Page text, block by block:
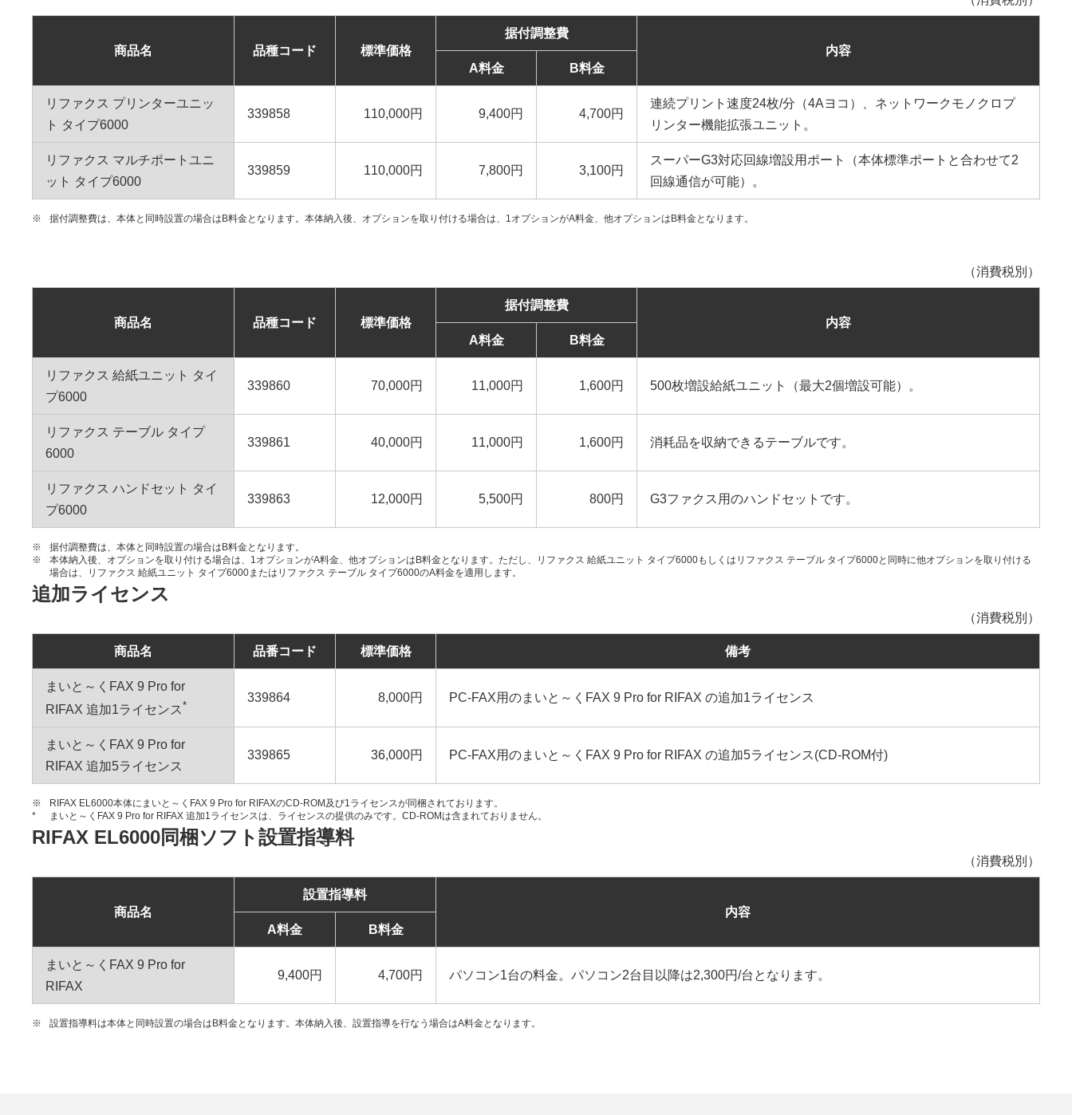
商品名 品種コード 標準価格
据付調整費
内容
A料金
B料金
リファクス プリンターユニッ
ト タイプ6000
339858 110,000円 9,400円 4,700円
連続プリント速度24枚/分（4Aヨコ）、ネットワークモノクロプ
リンター機能拡張ユニット。
リファクス マルチポートユニ
ット タイプ6000
339859 110,000円 7,800円 3,100円
スーパーG3対応回線増設用ポート（本体標準ポートと合わせて2
回線通信が可能）。
※ 据付調整費は、本体と同時設置の場合はB料金となります。本体納入後、オプションを取り付ける場合は、1オプションがA料金、他オプションはB料金となります。
（消費税別）
商品名 品種コード 標準価格
据付調整費
内容
A料金
B料金
リファクス 給紙ユニット タイ
プ6000
339860 70,000円 11,000円 1,600円 500枚増設給紙ユニット（最大2個増設可能）。
リファクス テーブル タイプ
6000
339861 40,000円 11,000円 1,600円 消耗品を収納できるテーブルです。
リファクス ハンドセット タイ
プ6000
339863 12,000円 5,500円 800円 G3ファクス用のハンドセットです。
※
据付調整費は、本体と同時設置の場合はB料金となります。
※
本体納入後、オプションを取り付ける場合は、1オプションがA料金、他オプションはB料金となります。ただし、リファクス 給紙ユニット タイプ6000もしくはリファクス テーブル タイプ6000と同時に他オプションを取り付ける
場合は、リファクス 給紙ユニット タイプ6000またはリファクス テーブル タイプ6000のA料金を適用します。
追加ライセンス
（消費税別）
商品名 品番コード 標準価格 備考
まいと～くFAX 9 Pro for
RIFAX 追加1ライセンス *
339864 8,000円 PC-FAX用のまいと～くFAX 9 Pro for RIFAX の追加1ライセンス
まいと～くFAX 9 Pro for
RIFAX 追加5ライセンス
339865 36,000円 PC-FAX用のまいと～くFAX 9 Pro for RIFAX の追加5ライセンス(CD-ROM付)
※
RIFAX EL6000本体にまいと～くFAX 9 Pro for RIFAXのCD-ROM及び1ライセンスが同梱されております。
*
まいと～くFAX 9 Pro for RIFAX 追加1ライセンスは、ライセンスの提供のみです。CD-ROMは含まれておりません。
RIFAX EL6000同梱ソフト設置指導料
（消費税別）
商品名
設置指導料
内容
A料金
B料金
まいと～くFAX 9 Pro for
RIFAX
9,400円 4,700円 パソコン1台の料金。パソコン2台目以降は2,300円/台となります。
※ 設置指導料は本体と同時設置の場合はB料金となります。本体納入後、設置指導を行なう場合はA料金となります。